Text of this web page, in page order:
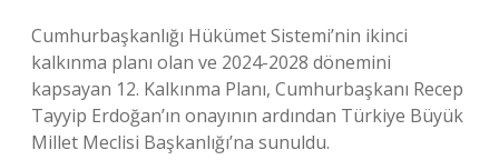
Cumhurbaşkanlığı Hükümet Sistemi’nin ikinci
kalkınma planı olan ve 2024-2028 dönemini
kapsayan 12. Kalkınma Planı, Cumhurbaşkanı Recep
Tayyip Erdoğan’ın onayının ardından Türkiye Büyük
Millet Meclisi Başkanlığı’na sunuldu.